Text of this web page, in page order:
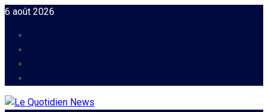
Skip
content
6 août 2026